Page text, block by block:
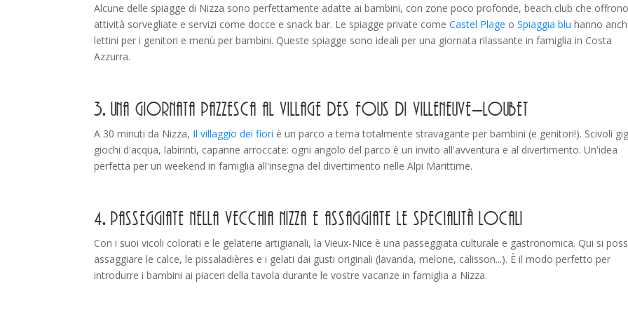
Alcune delle spiagge di Nizza sono perfettamente adatte ai bambini, con zone poco profonde, beach club che offrono
attività sorvegliate e servizi come docce e snack bar. Le spiagge private comeCastel Plage oSpiaggia blu hanno
lettini per i genitori e menù per bambini. Queste spiagge sono ideali per una giornata rilassante in famiglia in Costa
Azzurra.
3. Una giornata pazzesca al Village des Fous di Villeneuve-Loubet
A 30 minuti da Nizza, Il villaggio dei fiori è un parco a tema totalmente stravagante per bambini (e genitori!). Scivoli
giochi d'acqua, labirinti, capanne arroccate: ogni angolo del parco è un invito all'avventura e al divertimento. Un'idea
perfetta per un weekend in famiglia all'insegna del divertimento nelle Alpi Marittime.
4. Passeggiate nella Vecchia Nizza e assaggiate le specialità locali
Con i suoi vicoli colorati e le gelaterie artigianali, la Vieux-Nice è una passeggiata culturale e gastronomica. Qui si
assaggiare le calce, le pissaladières e i gelati dai gusti originali (lavanda, melone, calisson...). È il modo perfetto per
introdurre i bambini ai piaceri della tavola durante le vostre vacanze in famiglia a Nizza.